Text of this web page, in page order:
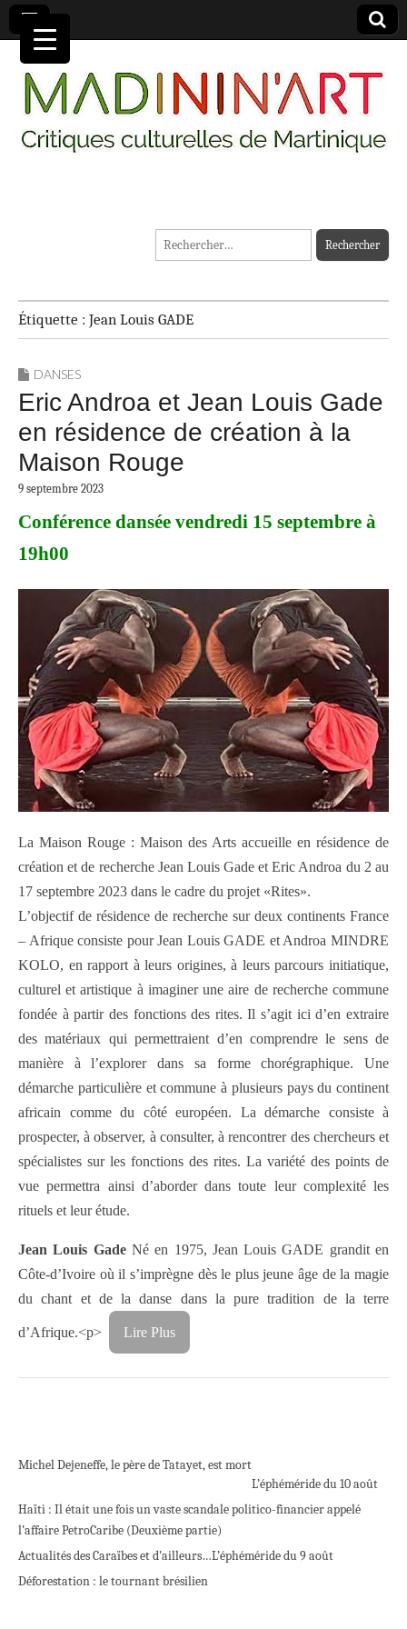
MADININ'ART
Rechercher :
Étiquette : Jean Louis GADE
DANSES
Eric Androa et Jean Louis Gade
en résidence de création à la
Maison Rouge
9 septembre 2023
Conférence dansée vendredi 15 septembre à
19h00
La Maison Rouge : Maison des Arts accueille en résidence de
création et de recherche Jean Louis Gade et Eric Androa du 2 au
17 septembre 2023 dans le cadre du projet «Rites».
L’objectif de résidence de recherche sur deux continents France
– Afrique consiste pour Jean Louis GADE et Androa MINDRE
KOLO, en rapport à leurs origines, à leurs parcours initiatique,
culturel et artistique à imaginer une aire de recherche commune
fondée à partir des fonctions des rites. Il s’agit ici d’en extraire
des matériaux qui permettraient d’en comprendre le sens de
manière à l’explorer dans sa forme chorégraphique. Une
démarche particulière et commune à plusieurs pays du continent
africain comme du côté européen. La démarche consiste à
prospecter, à observer, à consulter, à rencontrer des chercheurs et
spécialistes sur les fonctions des rites. La variété des points de
vue permettra ainsi d’aborder dans toute leur complexité les
rituels et leur étude.
Jean Louis GadeNé en 1975, Jean Louis GADE grandit en
Côte-d’Ivoire où il s’imprègne dès le plus jeune âge de la magie
du chant et de la danse dans la pure tradition de la terre
d’Afrique.<p> Lire Plus
Michel Dejeneffe, le père de Tatayet, est mort
L’éphéméride du 10 août
Haïti : Il était une fois un vaste scandale politico-financier appelé
l’affaire PetroCaribe (Deuxième partie)
Actualités des Caraïbes et d’ailleurs…L’éphéméride du 9 août
Déforestation : le tournant brésilien